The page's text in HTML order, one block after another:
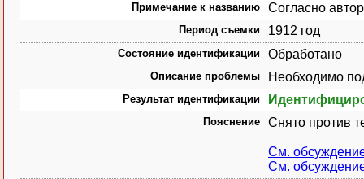
Примечание к названию Согласно
Период съемки 1912 год
Состояние идентификации Обработано
Описание проблемы Необходимо
Результат идентификации
Пояснение Снято против
См.
См.